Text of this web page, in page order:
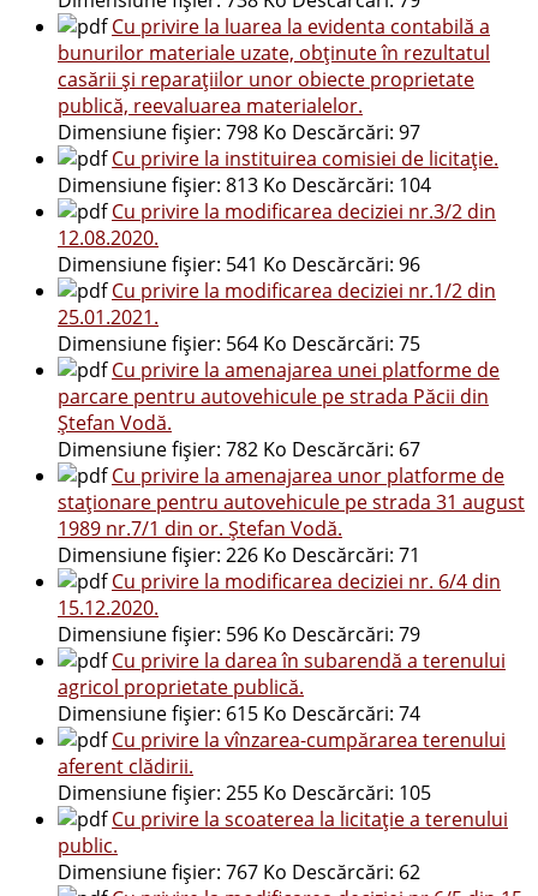
Cu privire la luarea la evidenta contabilă a
bunurilor materiale uzate, obținute în rezultatul
casării și reparațiilor unor obiecte proprietate
publică, reevaluarea materialelor.
Dimensiune fișier: 798 Ko Descărcări: 97
Cu privire la instituirea comisiei de licitație.
Dimensiune fișier: 813 Ko Descărcări: 104
Cu privire la modificarea deciziei nr.3/2 din
12.08.2020.
Dimensiune fișier: 541 Ko Descărcări: 96
Cu privire la modificarea deciziei nr.1/2 din
25.01.2021.
Dimensiune fișier: 564 Ko Descărcări: 75
Cu privire la amenajarea unei platforme de
parcare pentru autovehicule pe strada Păcii din
Ștefan Vodă.
Dimensiune fișier: 782 Ko Descărcări: 67
Cu privire la amenajarea unor platforme de
staționare pentru autovehicule pe strada 31 august
1989 nr.7/1 din or. Ștefan Vodă.
Dimensiune fișier: 226 Ko Descărcări: 71
Cu privire la modificarea deciziei nr. 6/4 din
15.12.2020.
Dimensiune fișier: 596 Ko Descărcări: 79
Cu privire la darea în subarendă a terenului
agricol proprietate publică.
Dimensiune fișier: 615 Ko Descărcări: 74
Cu privire la vînzarea-cumpărarea terenului
aferent clădirii.
Dimensiune fișier: 255 Ko Descărcări: 105
Cu privire la scoaterea la licitație a terenului
public.
Dimensiune fișier: 767 Ko Descărcări: 62